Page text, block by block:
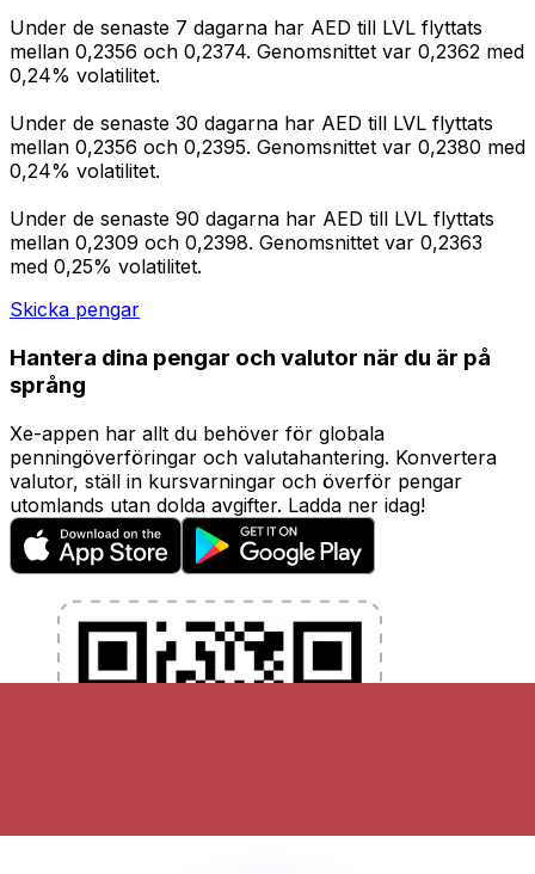
Under de senaste 7 dagarna har AED till LVL flyttats
mellan 0,2356 och 0,2374. Genomsnittet var 0,2362 med
0,24% volatilitet.
Under de senaste 30 dagarna har AED till LVL flyttats
mellan 0,2356 och 0,2395. Genomsnittet var 0,2380 med
0,24% volatilitet.
Under de senaste 90 dagarna har AED till LVL flyttats
mellan 0,2309 och 0,2398. Genomsnittet var 0,2363
med 0,25% volatilitet.
Skicka pengar
Hantera dina pengar och valutor när du är på
språng
Xe-appen har allt du behöver för globala
penningöverföringar och valutahantering. Konvertera
valutor, ställ in kursvarningar och överför pengar
utomlands utan dolda avgifter. Ladda ner idag!